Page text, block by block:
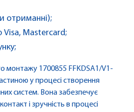
отриманні);
Visa, Mastercard;
монтажу 1700855 FFKDSA1/V1-
у процесі створення
систем. Вона забезпечує
і зручність в процесі